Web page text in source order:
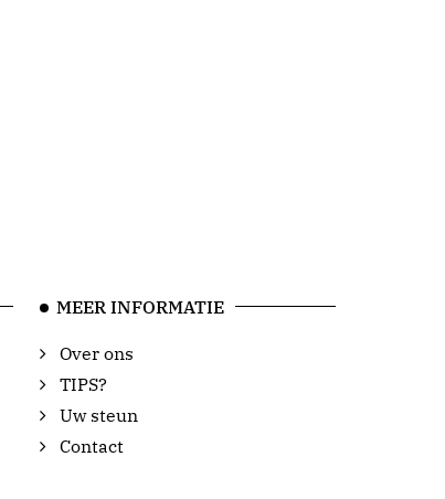
MEER INFORMATIE
Over ons
TIPS?
Uw steun
Contact